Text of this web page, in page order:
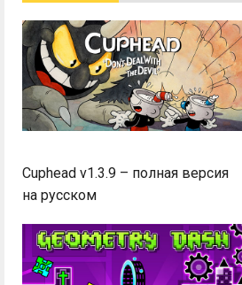
Cuphead v1.3.9 – полная версия
на русском